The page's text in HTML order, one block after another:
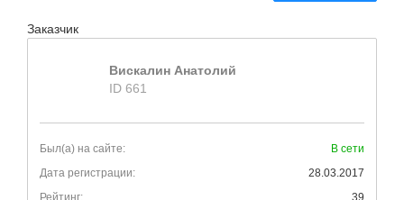
Заказчик
Вискалин Анатолий
ID 661
Был(а) на сайте:
В сети
Дата регистрации:
28.03.2017
Рейтинг:
39